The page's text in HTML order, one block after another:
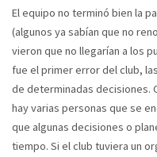
El equipo no terminó bien la
(algunos ya sabían que no
vieron que no llegarían a los
fue el primer error del club, las
de determinadas decisiones.
hay varias personas que se
que algunas decisiones o
tiempo. Si el club tuviera un